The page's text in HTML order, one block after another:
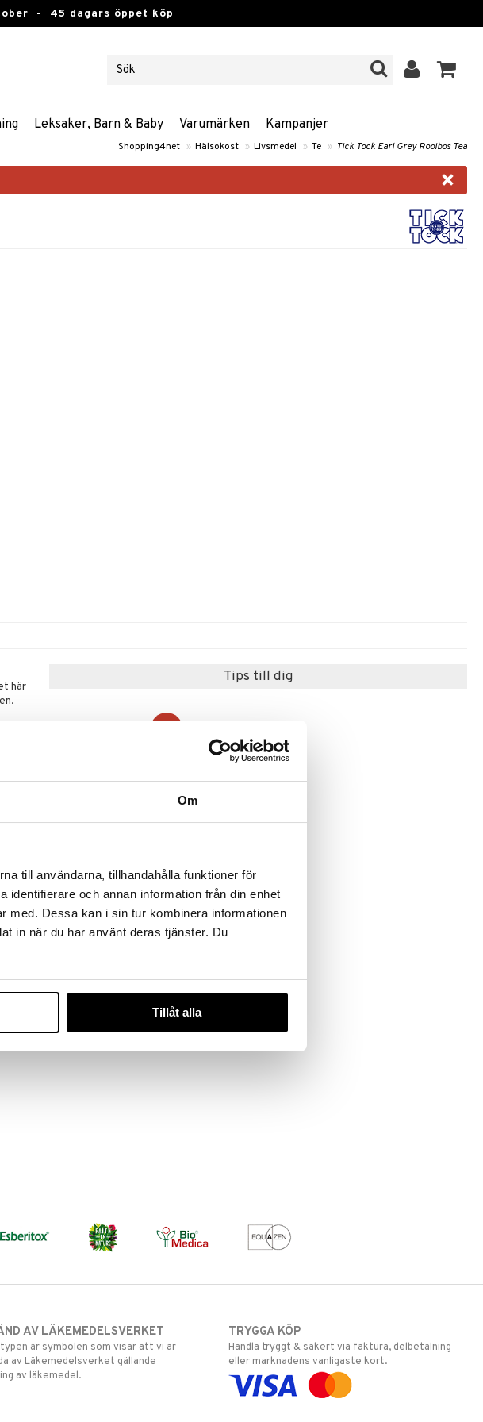
Om
till användarna, tillhandahålla funktioner för
och annan information från din enhet
med. Dessa kan i sin tur kombinera informationen
in när du har använt deras tjänster. Du
Tillåt alla
- 45 dagars öppet köp
Leksaker, Barn & Baby Varumärken Kampanjer
Shopping4net » Hälsokost » Livsmedel » Te » Tick Tock Earl Grey Rooibos Tea
×
här
en
Tips till dig
TICK TOCK
49 ( ord.62 kr)
AV LÄKEMEDELSVERKET
är symbolen som visar att vi är
av Läkemedelsverket gällande
av läkemedel.
TRYGGA KÖP
Handla tryggt & säkert via faktura, delbetalning
eller marknadens vanligaste kort.